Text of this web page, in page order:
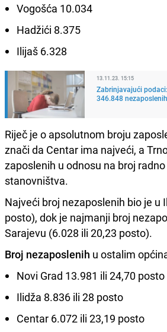
Vogošća 10.034
Hadžići 8.375
Ilijaš 6.328
13.11.23. 15:15
Zabrinjavajući
346.848
Riječ je o apsolutnom broju
znači da Centar ima najveći, a
zaposlenih u odnosu na broj
stanovništva.
Najveći broj nezaposlenih bio je u
posto), dok je najmanji broj
Sarajevu (6.028 ili 20,23 posto).
Broj nezaposlenih u ostalim
Novi Grad 13.981 ili 24,70 posto
Ilidža 8.836 ili 28 posto
Centar 6.072 ili 23,19 posto